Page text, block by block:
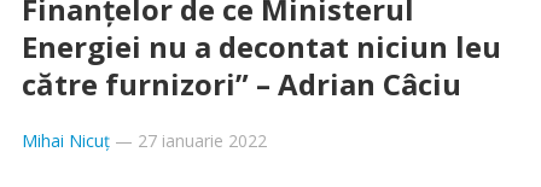
Finanțelor de ce Ministerul
Energiei nu a decontat niciun leu
către furnizori” – Adrian Câciu
Mihai Nicuț— 27 ianuarie 2022